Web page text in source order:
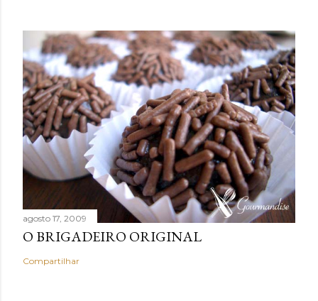
agosto 17, 2009
O BRIGADEIRO ORIGINAL
Compartilhar